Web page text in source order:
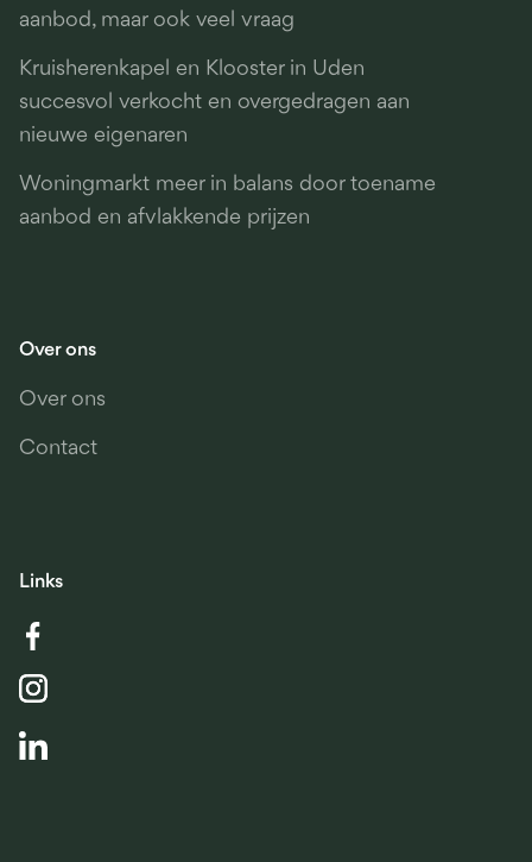
aanbod, maar ook veel vraag
Kruisherenkapel en Klooster in Uden
succesvol verkocht en overgedragen aan
nieuwe eigenaren
Woningmarkt meer in balans door toename
aanbod en afvlakkende prijzen
Over ons
Over ons
Contact
Links